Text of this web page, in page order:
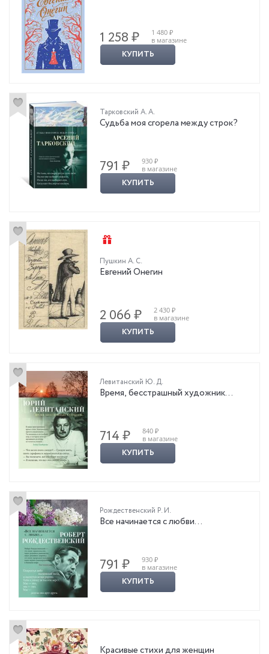
1 258 ₽
1 480 ₽
в магазине
КУПИТЬ
Тарковский А. А.
Судьба моя сгорела между строк?
791 ₽
930 ₽
в магазине
КУПИТЬ
Пушкин А. С.
Евгений Онегин
2 066 ₽
2 430 ₽
в магазине
КУПИТЬ
Левитанский Ю. Д.
Время, бесстрашный художник…
714 ₽
840 ₽
в магазине
КУПИТЬ
Рождественский Р. И.
Все начинается с любви…
791 ₽
930 ₽
в магазине
КУПИТЬ
Красивые стихи для женщин